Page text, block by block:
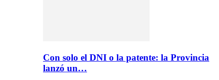
Con solo el DNI o la patente: la Provincia
lanzó un…